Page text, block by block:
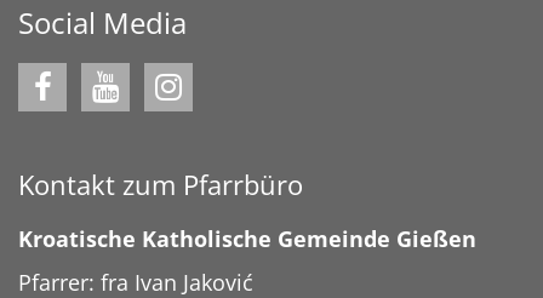
Social Media
Kontakt zum Pfarrbüro
Kroatische Katholische Gemeinde Gießen
Pfarrer: fra Ivan Jaković